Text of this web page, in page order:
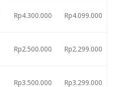
Rp4.300.000 Rp4.099.000
Rp2.500.000 Rp2.299.000
Rp3.500.000 Rp3.299.000